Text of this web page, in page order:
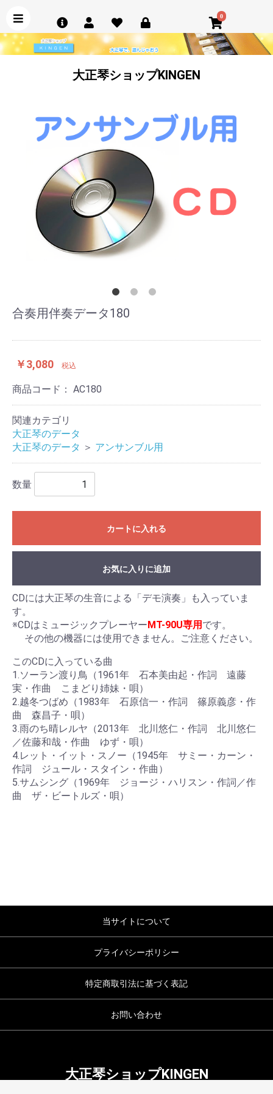
0
大正琴ショップKINGEN
合奏用伴奏データ180
￥3,080 税込
商品コード： AC180
関連カテゴリ
大正琴のデータ
大正琴のデータ ＞ アンサンブル用
数量
カートに入れる
お気に入りに追加
CDには大正琴の生音による「デモ演奏」も入っていま
す。
※CDはミュージックプレーヤーMT-90U専用 です。
その他の機器には使用できません。ご注意ください。
このCDに入っている曲
1.ソーラン渡り鳥（1961年 石本美由起・作詞 遠藤
実・作曲 こまどり姉妹・唄）
2.越冬つばめ（1983年 石原信一・作詞 篠原義彦・作
曲 森昌子・唄）
3.雨のち晴レルヤ（2013年 北川悠仁・作詞 北川悠仁
／佐藤和哉・作曲 ゆず・唄）
4.レット・イット・スノー（1945年 サミー・カーン・
作詞 ジュール・スタイン・作曲）
5.サムシング（1969年 ジョージ・ハリスン・作詞／作
曲 ザ・ビートルズ・唄）
当サイトについて
プライバシーポリシー
特定商取引法に基づく表記
お問い合わせ
大正琴ショップKINGEN